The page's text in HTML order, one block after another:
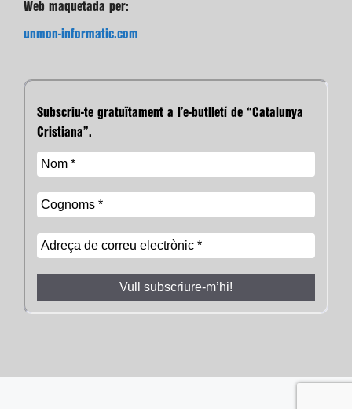
Web maquetada per:
unmon-informatic.com
Subscriu-te gratuïtament a l’e-butlletí de “Catalunya
Cristiana”.